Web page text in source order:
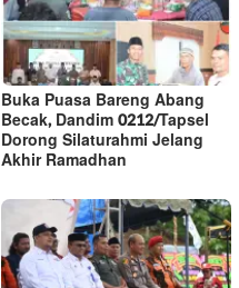
Buka Puasa Bareng Abang
Becak, Dandim 0212/Tapsel
Dorong Silaturahmi Jelang
Akhir Ramadhan